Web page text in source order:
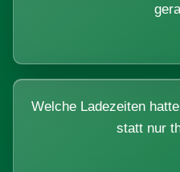
Welche Ladezeiten
statt nur